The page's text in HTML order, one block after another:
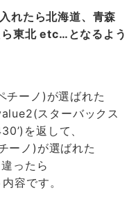
れたら北海道、青森
東北 etc…となるよう
チーノ)が選ばれた
スターバックス
を返して、
ーノ)が選ばれた
ったら
容です。